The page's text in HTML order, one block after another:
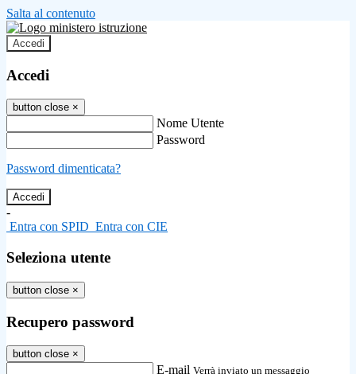
Salta al contenuto
Accedi
Accedi
button close ×
Nome Utente
Password
Password dimenticata?
-
Entra con SPID Entra con CIE
Seleziona utente
button close ×
Recupero password
button close ×
E-mail Verrà inviato un messaggio